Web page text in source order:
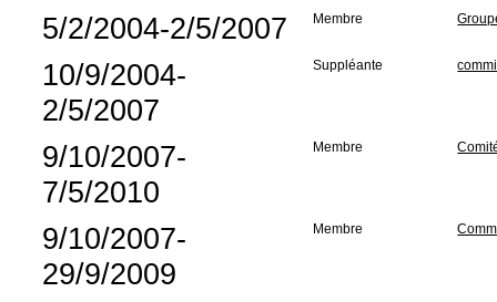
5/2/2004-2/5/2007 Membre
10/9/2004-
2/5/2007
Suppléante
9/10/2007-
7/5/2010
Membre
9/10/2007-
29/9/2009
Membre